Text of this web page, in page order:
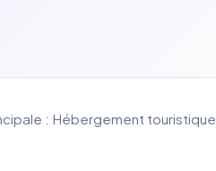
: Hébergement touristique.